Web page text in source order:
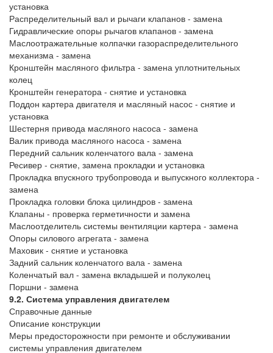
установка
Распределительный вал и рычаги клапанов - замена
Гидравлические опоры рычагов клапанов - замена
Маслоотражательные колпачки газораспределительного
механизма - замена
Кронштейн масляного фильтра - замена уплотнительных
колец
Кронштейн генератора - снятие и установка
Поддон картера двигателя и масляный насос - снятие и
установка
Шестерня привода масляного насоса - замена
Валик привода масляного насоса - замена
Передний сальник коленчатого вала - замена
Ресивер - снятие, замена прокладки и установка
Прокладка впускного трубопровода и выпускного коллектора -
замена
Прокладка головки блока цилиндров - замена
Клапаны - проверка герметичности и замена
Маслоотделитель системы вентиляции картера - замена
Опоры силового агрегата - замена
Маховик - снятие и установка
Задний сальник коленчатого вала - замена
Коленчатый вал - замена вкладышей и полуколец
Поршни - замена
9.2. Система управления двигателем
Справочные данные
Описание конструкции
Меры предосторожности при ремонте и обслуживании
системы управления двигателем